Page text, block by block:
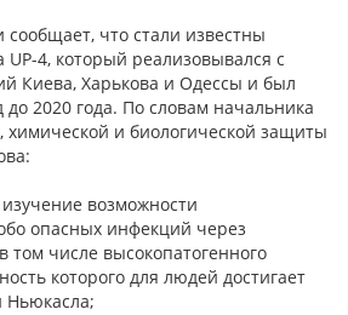
что стали известны
UP-4, который реализовывался с
Киева, Харькова и Одессы и был
2020 года. По словам начальника
химической и биологической защиты
возможности
опасных инфекций через
числе высокопатогенного
которого для людей достигает
Ньюкасла;